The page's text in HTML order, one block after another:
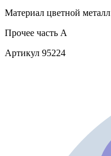
Материал цветной металл
Прочее часть A
Артикул 95224